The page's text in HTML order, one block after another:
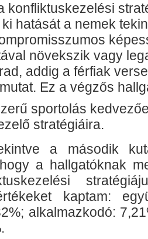
konfliktuskezelési
hatását a nemek
növekszik vagy
addig a férfiak
Ez a végzős
sportolás
stratégiáira.
a második
a hallgatóknak
kaptam:
alkalmazkodó: